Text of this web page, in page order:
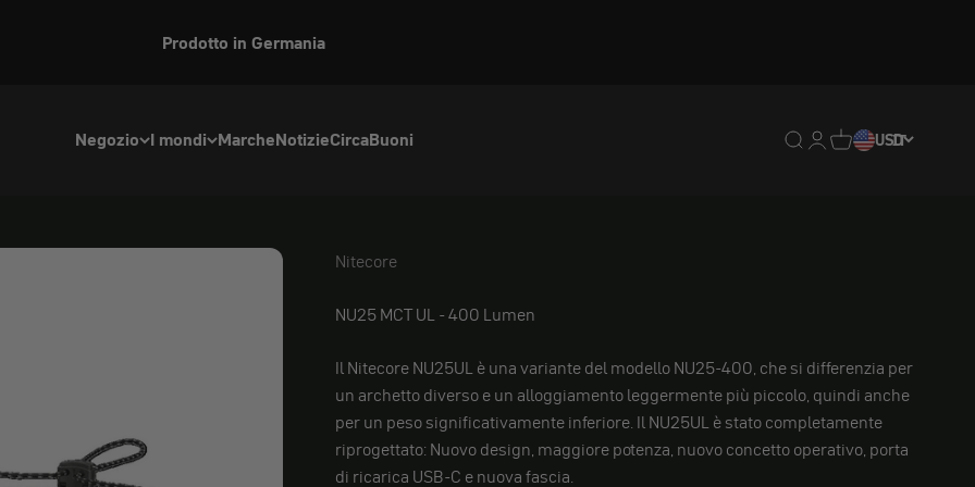
Prodotto in Germania
Negozio I mondi MarcheNotizieCircaBuoni Traduzione mancante:
Traduzione
Traduzione
USD
IT
Nitecore
Nitecore
NU25 MCT UL - 400 Lumen
Il Nitecore NU25UL è una variante del modello NU25-400, che si differenzia per
un archetto diverso e un alloggiamento leggermente più piccolo, quindi anche
per un peso significativamente inferiore. Il NU25UL è stato completamente
riprogettato: Nuovo design, maggiore potenza, nuovo concetto operativo, porta
di ricarica USB-C e nuova fascia.